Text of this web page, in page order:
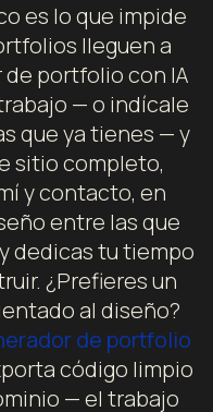
es lo que impide
lleguen a
portfolio con IA
— o indícale
que ya tienes — y
sitio completo,
y contacto, en
entre las que
dedicas tu tiempo
¿Prefieres un
al diseño?
de portfolio
código limpio
— el trabajo